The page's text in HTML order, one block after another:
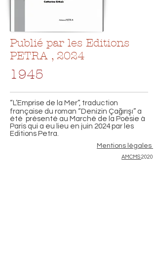
Publié par les Editions
PETRA , 2024
1945
“L’Emprise de la Mer”, traduction
française du roman “Denizin Çağırışı” a
été présenté au Marché de la Poésie à
Paris qui a eu lieu en juin 2024 par les
Editions Petra.
Mentions légales
AMCMS2020